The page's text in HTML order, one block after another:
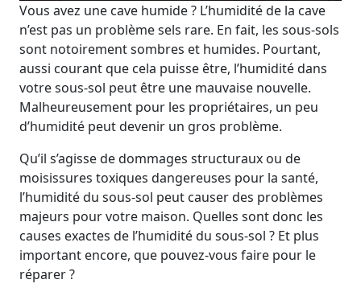
Vous avez une cave humide ? L’humidité de la cave
n’est pas un problème sels rare. En fait, les sous-sols
sont notoirement sombres et humides. Pourtant,
aussi courant que cela puisse être, l’humidité dans
votre sous-sol peut être une mauvaise nouvelle.
Malheureusement pour les propriétaires, un peu
d’humidité peut devenir un gros problème.
Qu’il s’agisse de dommages structuraux ou de
moisissures toxiques dangereuses pour la santé,
l’humidité du sous-sol peut causer des problèmes
majeurs pour votre maison. Quelles sont donc les
causes exactes de l’humidité du sous-sol ? Et plus
important encore, que pouvez-vous faire pour le
réparer ?